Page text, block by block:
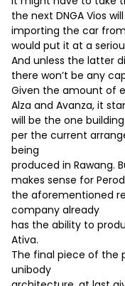
the next DNGA Vios
importing the car
would put it at a
And unless the latter
there won’t be any
Given the amount of
Alza and Avanza, it
will be the one
per the current
being
produced in Rawang.
makes sense for
the aforementioned
company already
has the ability to
Ativa.
The final piece of the
unibody